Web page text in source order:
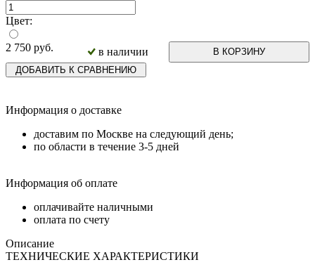
Цвет:
2 750 руб. в наличии
В КОРЗИНУ
ДОБАВИТЬ К СРАВНЕНИЮ
Информация о доставке
доставим по Москве на следующий день;
по области в течение 3-5 дней
Информация об оплате
оплачивайте наличными
оплата по счету
Описание
ТЕХНИЧЕСКИЕ ХАРАКТЕРИСТИКИ